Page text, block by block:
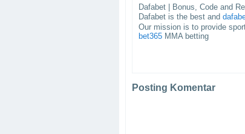
Dafabet | Bonus, Code and
Dafabet is the best and
Our mission is to provide
bet365 MMA betting
Posting Komentar